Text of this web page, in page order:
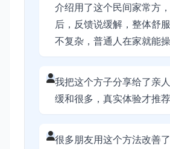
介绍用了这个民间家常方
后，反馈说缓解，整体舒
不复杂，普通人在家就能操
我把这个方子分享给了亲
缓和很多，真实体验才推荐
很多朋友用这个方法改善